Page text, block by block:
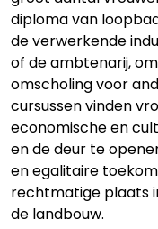
diploma van
de verwerkende
of de ambtenarij,
omscholing voor
cursussen vinden
economische en
en de deur te
en egalitaire
rechtmatige plaats
de landbouw.